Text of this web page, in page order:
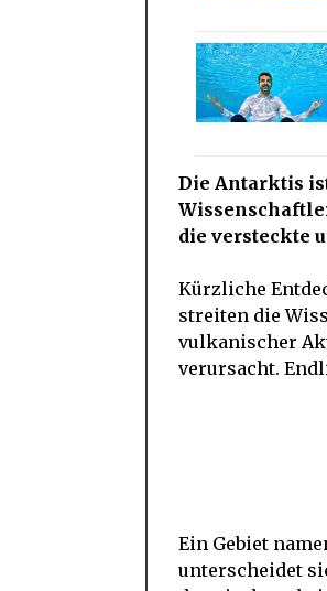
Die Antarktis
die versteckte
Kürzliche
streiten die
vulkanischer
verursacht.
Ein Gebiet
unterscheidet